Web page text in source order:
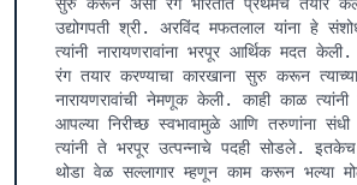
उद्योगपती श्री. अरविंद मफतलाल यांना हे
त्यांनी नारायणरावांना भरपूर आर्थिक मदत
रंग तयार करण्याचा कारखाना सुरु करून
नारायणरावांची नेमणूक केली. काही काळ
आपल्या निरीच्छ स्वभावामुळे आणि तरुणांना संधी
त्यांनी ते भरपूर उत्पन्नाचे पदही सोडले. इतकेच
थोडा वेळ सल्लागार म्हणून काम करून भल्या